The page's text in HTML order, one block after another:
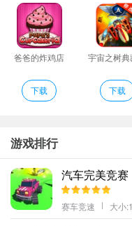
仅需要躲避火焰尖刺和虚
逝。
5、超赞的慢动作爆破灯光
6、在这个游戏中您必须使
硬币升级全新设计的球以达
3D太空侵略者介绍
式；
欢呼！重要的是你在游戏中
衡你的D球达到自己的目标
手指点击屏幕就可以进行虚
简单的那种场景也是十分
爸爸的炸鸡店
下载
宇宙之树典
下载
游戏排行
汽车完美竞赛
赛车竞速 大小